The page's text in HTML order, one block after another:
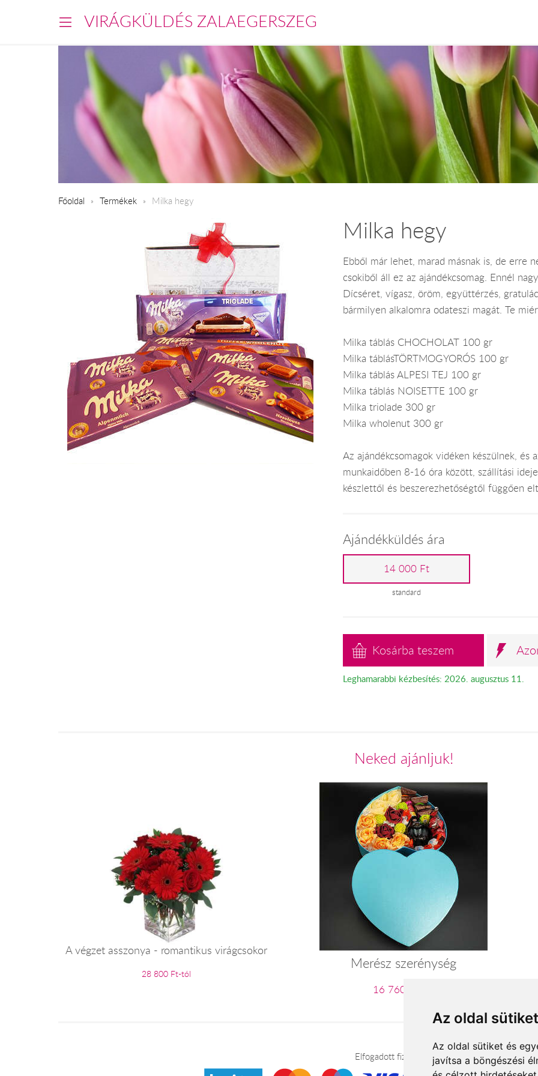
Az oldal
Az oldal sütiket és
javítsa a böngészési
VIRÁGKÜLDÉS ZALAEGERSZEG
Főoldal Termékek Milka hegy
Milka hegy
Ebből már lehet, marad másnak is, de erre
csokiből áll ez az ajándékcsomag. Ennél
Dícséret, vígasz, öröm, együttérzés,
bármilyen alkalomra odateszi magát. Te
Milka táblás CHOCHOLAT 100 gr
Milka táblásTÖRTMOGYORÓS 100 gr
Milka táblás ALPESI TEJ 100 gr
Milka táblás NOISETTE 100 gr
Milka triolade 300 gr
Milka wholenut 300 gr
Az ajándékcsomagok vidéken készülnek, és
munkaidőben 8-16 óra között, szállítási
készlettől és beszerezhetőségtől függően
Ajándékküldés ára
14 000 Ft
standard
Kosárba teszem
Leghamarabbi kézbesítés: 2026. augusztus 11.
Neked ajánljuk!
A végzet asszonya - romantikus virágcsokor
28 800 Ft-tól
Merész szerénység
16 760 Ft-tól
Elfogadott fizetési módok